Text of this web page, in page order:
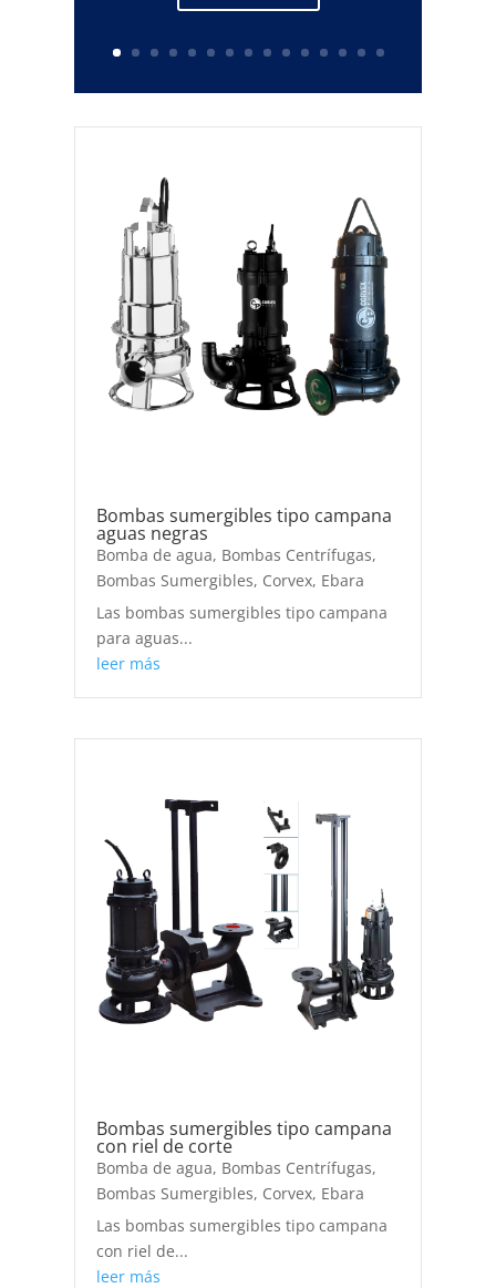
Bombas sumergibles tipo campana
aguas negras
Bomba de agua, Bombas Centrífugas,
Bombas Sumergibles, Corvex, Ebara
Las bombas sumergibles tipo campana
para aguas...
leer más
Bombas sumergibles tipo campana
con riel de corte
Bomba de agua, Bombas Centrífugas,
Bombas Sumergibles, Corvex, Ebara
Las bombas sumergibles tipo campana
con riel de...
leer más